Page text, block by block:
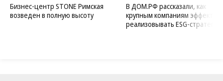
Бизнес-центр STONE Римская
возведен в полную высоту
В ДОМ.РФ рассказали, как
крупным компаниям
реализовывать ESG-стратегию